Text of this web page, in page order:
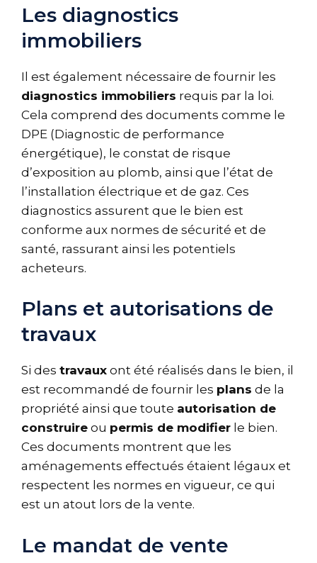
Les diagnostics
immobiliers
Il est également nécessaire de fournir les
diagnostics immobiliers requis par la loi.
Cela comprend des documents comme le
DPE (Diagnostic de performance
énergétique), le constat de risque
d’exposition au plomb, ainsi que l’état de
l’installation électrique et de gaz. Ces
diagnostics assurent que le bien est
conforme aux normes de sécurité et de
santé, rassurant ainsi les potentiels
acheteurs.
Plans et autorisations de
travaux
Si des travaux ont été réalisés dans le bien, il
est recommandé de fournir les plans de la
propriété ainsi que toute autorisation de
construire ou permis de modifier le bien.
Ces documents montrent que les
aménagements effectués étaient légaux et
respectent les normes en vigueur, ce qui
est un atout lors de la vente.
Le mandat de vente